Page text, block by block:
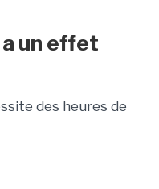
un effet
des heures de